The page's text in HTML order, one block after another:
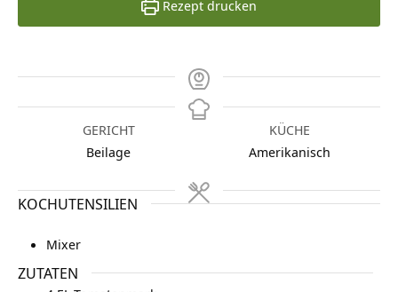
Rezept drucken
GERICHT
Beilage
KÜCHE
Amerikanisch
KOCHUTENSILIEN
Mixer
ZUTATEN